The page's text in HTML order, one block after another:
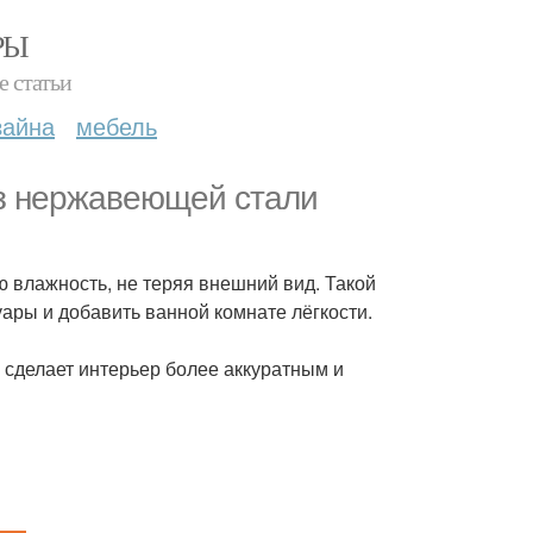
статьи
мебель
нержавеющей стали
не теряя внешний вид. Такой
и добавить ванной комнате лёгкости.
интерьер более аккуратным и